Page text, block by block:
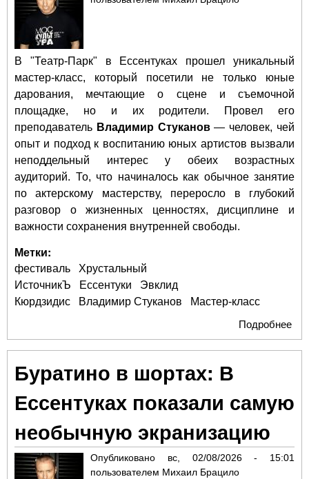
В "Театр-Парк" в Ессентуках прошел уникальный
мастер-класс, который посетили не только юные
дарования, мечтающие о сцене и съемочной
площадке, но и их родители. Провел его
преподаватель Владимир Стуканов— человек, чей
опыт и подход к воспитанию юных артистов вызвали
неподдельный интерес у обеих возрастных
аудиторий. То, что начиналось как обычное занятие
по актерскому мастерству, переросло в глубокий
разговор о жизненных ценностях, дисциплине и
важности сохранения внутренней свободы.
Метки:
фестиваль
Хрустальный
ИсточникЪ
Ессентуки
Эвклид
Кюрдзидис
Владимир Стуканов
Мастер-класс
Подробнее
Буратино в шортах: В
Ессентуках показали самую
необычную экранизацию
Опубликовано вс, 02/08/2026 - 15:01
пользователем Михаил Брацило